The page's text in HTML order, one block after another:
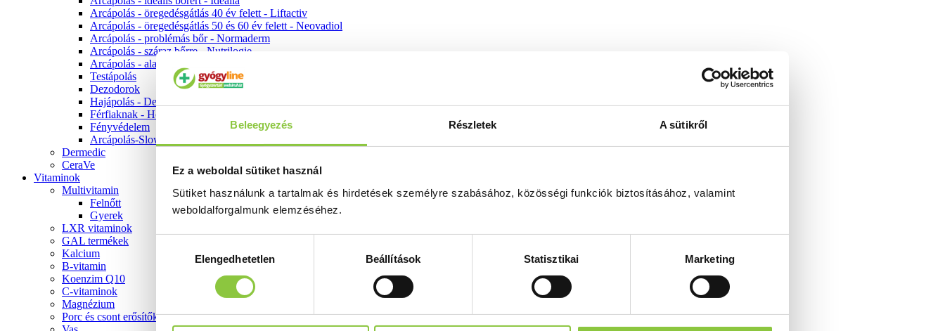
Beleegyezés Részletek A sütikről
Ez a weboldal sütiket használ
Sütiket használunk a tartalmak és hirdetések személyre szabásához, közösségi funkciók biztosításához, valamint
weboldalforgalmunk elemzéséhez.
kiválasztásaElengedhetetlen Beállítások Statisztikai Marketing
Arcápolás - öregedésgátlás 40 év felett - Liftactiv
Arcápolás - öregedésgátlás 50 és 60 év felett - Neovadiol
Arcápolás - problémás bőr - Normaderm
Arcápolás - száraz bőrre - Nutrilogie
Arcápolás - alapozók
Testápolás
Dezodorok
Hajápolás - Dercos
Férfiaknak - Homme
Fényvédelem
Arcápolás-Slow Age
Dermedic
CeraVe
Vitaminok
Multivitamin
Felnőtt
Gyerek
LXR vitaminok
GAL termékek
Kalcium
B-vitamin
Koenzim Q10
C-vitaminok
Magnézium
Porc és csont erősítők